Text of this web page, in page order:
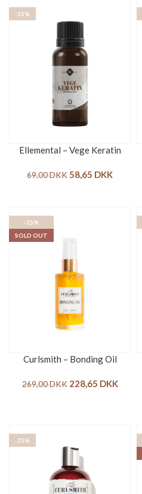
-15%
Ellemental – Vege Keratin
69,00DKK58,65 DKK
-15%
SOLD OUT
Curlsmith – Bonding Oil
269,00DKK 228,65 DKK
-15%